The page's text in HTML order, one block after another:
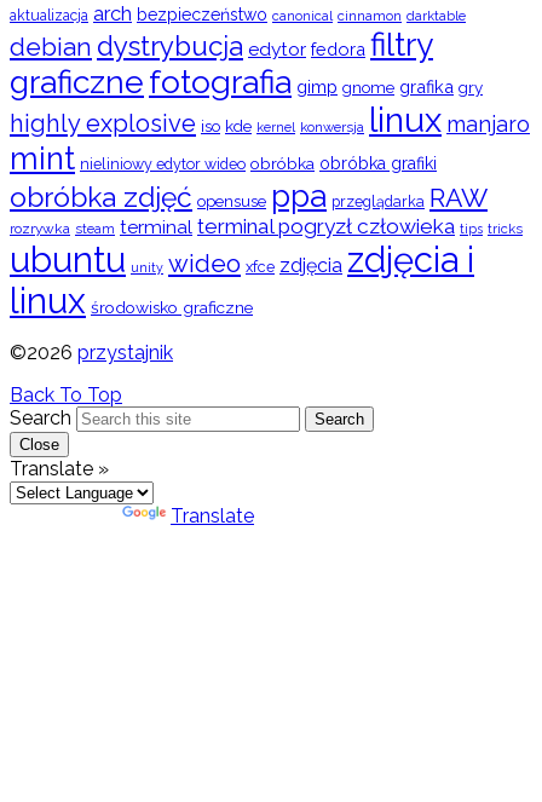
aktualizacja arch bezpieczeństwo canonical cinnamon darktable
debian dystrybucja edytor fedora filtry
graficznefotografia gimp gnome grafika gry
highly explosive iso kde kernel konwersja linux manjaro
mint nieliniowy edytor wideo obróbka obróbka grafiki
obróbka zdjęć opensuse ppa przeglądarka RAW
rozrywka steam terminal terminal pogryzł człowieka tips tricks
ubuntu unity wideo xfce zdjęcia zdjęcia i
linux środowisko graficzne
©2026 przystajnik
Back To Top
Search
Search
Close
Translate »
Translate